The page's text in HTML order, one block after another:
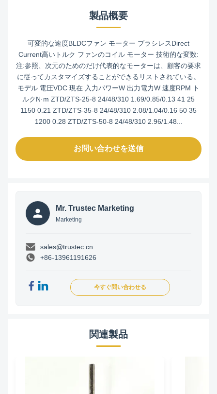
製品概要
可変的な速度BLDCファン モーター ブラシレスDirect
Current高いトルク ファンのコイル モーター 技術的な変数:
注:参照、次元のためのだけ代表的なモーターは、顧客の要求
に従ってカスタマイズすることができるリストされている。
モデル 電圧VDC 現在 入力パワーW 出力電力W 速度RPM ト
ルクN·m ZTD/ZTS-25-8 24/48/310 1.69/0.85/0.13 41 25
1150 0.21 ZTD/ZTS-35-8 24/48/310 2.08/1.04/0.16 50 35
1200 0.28 ZTD/ZTS-50-8 24/48/310 2.96/1.48...
お問い合わせを送信
Mr. Trustec Marketing
Marketing
sales@trustec.cn
+86-13961191626
今すぐ問い合わせる
関連製品